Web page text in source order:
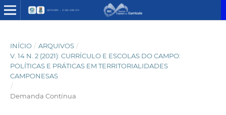
INÍCIO / ARQUIVOS /
V. 14 N. 2 (2021): CURRÍCULO E ESCOLAS DO CAMPO:
POLÍTICAS E PRÁTICAS EM TERRITORIALIDADES
CAMPONESAS
/
Demanda Contínua